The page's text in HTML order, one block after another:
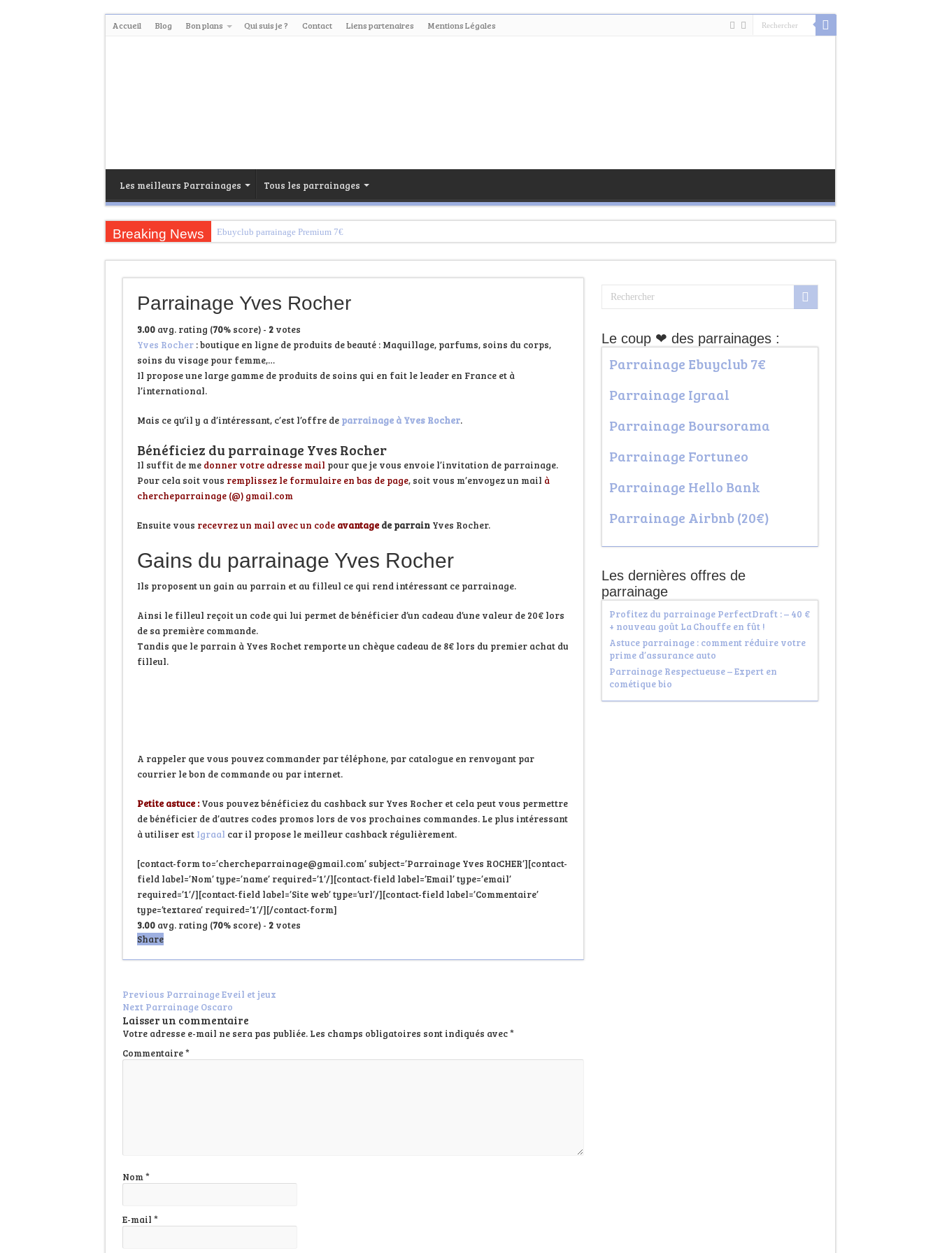
Accueil Blog Bon plans Qui suis je ? Contact Liens partenaires Mentions Légales
Les meilleurs Parrainages Tous les parrainages
Breaking News Ebuyclub parrainage Premium 7€
Trouvez votre banque en ligne
Parrainage Yves Rocher
3.00avg. rating (70% score) - 2votes
Yves Rocher: boutique en ligne de produits de beauté : Maquillage, parfums, soins du corps,
soins du visage pour femme,…
Il propose une large gamme de produits de soins qui en fait le leader en France et à
l’international.
Mais ce qu’il y a d’intéressant, c’est l’offre de parrainage à Yves Rocher.
Bénéficiez du parrainage Yves Rocher
Il suffit de medonner votre adresse mail pour que je vous envoie l’invitation de parrainage.
Pour cela soit vous remplissez le formulaire en bas de page, soit vous m’envoyez un mail à
chercheparrainage (@) gmail.com
Ensuite vous recevrez un mail avec un code avantagede parrainYves Rocher.
Gains du parrainage Yves Rocher
Ils proposent un gain au parrain et au filleul ce qui rend intéressant ce parrainage.
Ainsi le filleul reçoit un code qui lui permet de bénéficier d’un cadeau d’une valeur de 20€ lors
de sa première commande.
Tandis que le parrain à Yves Rochet remporte un chèque cadeau de 8€ lors du premier achat du
filleul.
A rappeler que vous pouvez commander par téléphone, par catalogue en renvoyant par
courrier le bon de commande ou par internet.
Petite astuce : Vous pouvez bénéficiez du cashback sur Yves Rocher et cela peut vous permettre
de bénéficier de d’autres codes promos lors de vos prochaines commandes. Le plus intéressant
à utiliser est Igraal car il propose le meilleur cashback régulièrement.
[contact-form to=’chercheparrainage@gmail.com’ subject=’Parrainage Yves ROCHER’][contact-
field label=’Nom’ type=’name’ required=’1’/][contact-field label=’Email’ type=’email’
required=’1’/][contact-field label=’Site web’ type=’url’/][contact-field label=’Commentaire’
type=’textarea’ required=’1’/][/contact-form]
3.00avg. rating (70% score) - 2votes
Share
Previous Parrainage Eveil et jeux
NextParrainage Oscaro
Laisser un commentaire
Votre adresse e-mail ne sera pas publiée. Les champs obligatoires sont indiqués avec*
Commentaire*
Nom*
E-mail *
Le coup ❤ des parrainages :
Parrainage Ebuyclub 7€
Parrainage Igraal
Parrainage Boursorama
Parrainage Fortuneo
Parrainage Hello Bank
Parrainage Airbnb (20€)
Les dernières offres de
parrainage
Profitez du parrainage PerfectDraft : – 40 €
+ nouveau goût La Chouffe en fût !
Astuce parrainage : comment réduire votre
prime d’assurance auto
Parrainage Respectueuse – Expert en
cométique bio